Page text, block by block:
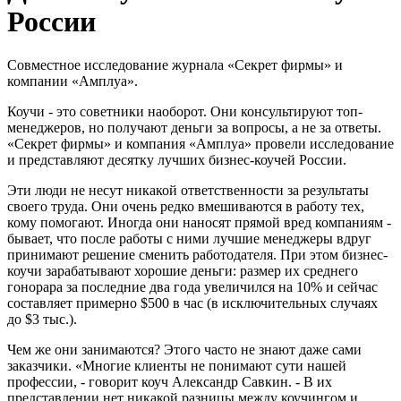
России
Совместное исследование журнала «Секрет фирмы» и
компании «Амплуа».
Коучи - это советники наоборот. Они консультируют топ-
менеджеров, но получают деньги за вопросы, а не за ответы.
«Секрет фирмы» и компания «Амплуа» провели исследование
и представляют десятку лучших бизнес-коучей России.
Эти люди не несут никакой ответственности за результаты
своего труда. Они очень редко вмешиваются в работу тех,
кому помогают. Иногда они наносят прямой вред компаниям -
бывает, что после работы с ними лучшие менеджеры вдруг
принимают решение сменить работодателя. При этом бизнес-
коучи зарабатывают хорошие деньги: размер их среднего
гонорара за последние два года увеличился на 10% и сейчас
составляет примерно $500 в час (в исключительных случаях
до $3 тыс.).
Чем же они занимаются? Этого часто не знают даже сами
заказчики. «Многие клиенты не понимают сути нашей
профессии, - говорит коуч Александр Савкин. - В их
представлении нет никакой разницы между коучингом и